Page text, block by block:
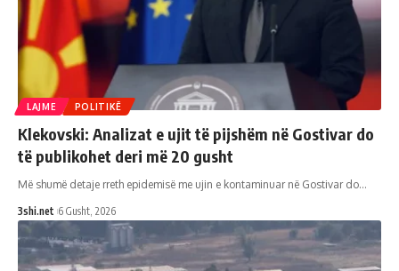
LAJME POLITIKË
Klekovski: Analizat e ujit të pijshëm në Gostivar do
të publikohet deri më 20 gusht
Më shumë detaje rreth epidemisë me ujin e kontaminuar në Gostivar do…
3shi.net 6 Gusht, 2026